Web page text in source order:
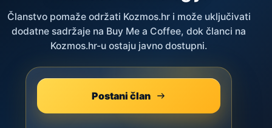
Članstvo pomaže održati Kozmos.hr i može uključivati
dodatne sadržaje na Buy Me a Coffee, dok članci na
Kozmos.hr-u ostaju javno dostupni.
Postani član